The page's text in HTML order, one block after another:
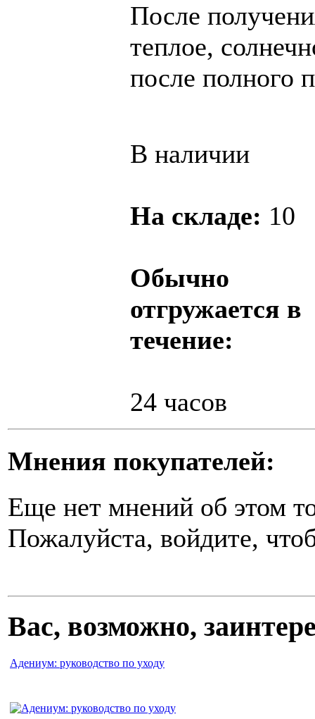
После
теплое,
после полного
В наличии
На складе: 10
Обычно
отгружается в
течение:
24 часов
Мнения покупателей:
Еще нет мнений об этом
Пожалуйста, войдите,
Вас, возможно,
Адениум: руководство по уходу